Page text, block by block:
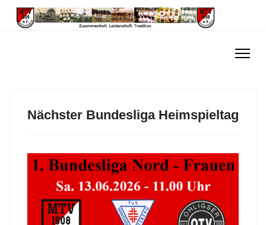
Nächster Bundesliga Heimspieltag